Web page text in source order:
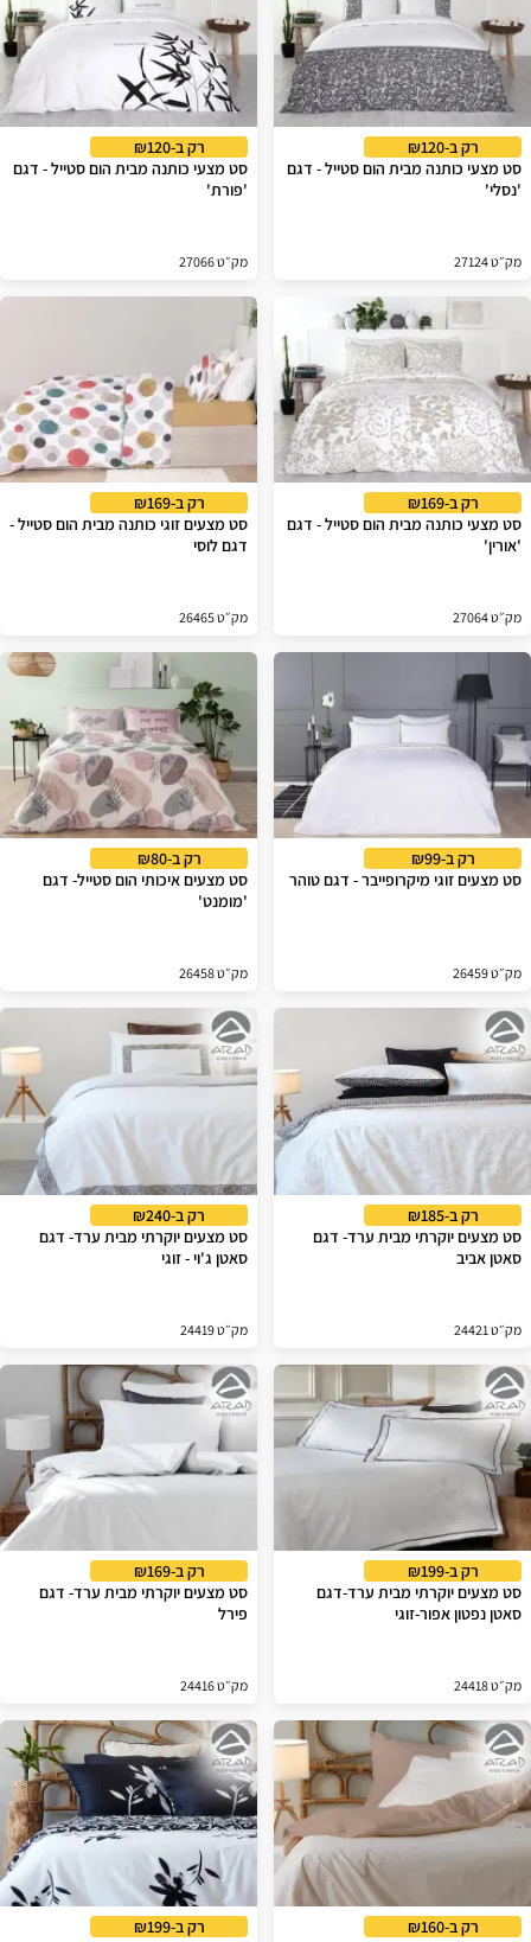
רק ב-₪120
סט מצעי כותנה מבית הום סטייל - דגם
'נסלי'
מק״ט 27124
רק ב-₪120
סט מצעי כותנה מבית הום סטייל - דגם
'פורת'
מק״ט 27066
רק ב-₪169
סט מצעי כותנה מבית הום סטייל - דגם
'אורין'
מק״ט 27064
רק ב-₪169
סט מצעים זוגי כותנה מבית הום סטייל -
דגם לוסי
מק״ט 26465
רק ב-₪99
סט מצעים זוגי מיקרופייבר - דגם טוהר
מק״ט 26459
רק ב-₪80
סט מצעים איכותי הום סטייל- דגם
'מומנט'
מק״ט 26458
רק ב-₪185
סט מצעים יוקרתי מבית ערד- דגם
סאטן אביב
מק״ט 24421
רק ב-₪240
סט מצעים יוקרתי מבית ערד- דגם
סאטן ג'וי - זוגי
מק״ט 24419
רק ב-₪199
סט מצעים יוקרתי מבית ערד-דגם
סאטן נפטון אפור-זוגי
מק״ט 24418
רק ב-₪169
סט מצעים יוקרתי מבית ערד- דגם
פירל
מק״ט 24416
רק ב-₪160
רק ב-₪199